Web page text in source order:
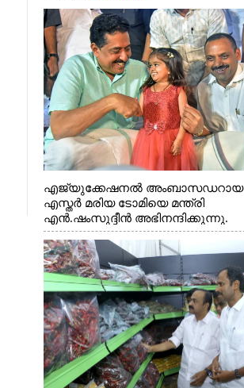
എജ്യുക്കേഷനൽ അംബാസഡറായ
എസ്തർ മരിയ ടോമിയെ മന്ത്രി
എൻ.ഷംസുദ്ദീൻ അഭിനന്ദിക്കുന്നു.